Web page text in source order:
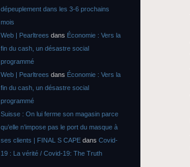
dépeuplement dans les 3-6 prochains
mois
Web | Pearltrees dans Économie : Vers la
fin du cash, un désastre social
programmé
Web | Pearltrees dans Économie : Vers la
fin du cash, un désastre social
programmé
Suisse : On lui ferme son magasin parce
qu’elle n’impose pas le port du masque à
ses clients | FINAL S CAPE dans Covid-
19 : La vérité / Covid-19: The Truth